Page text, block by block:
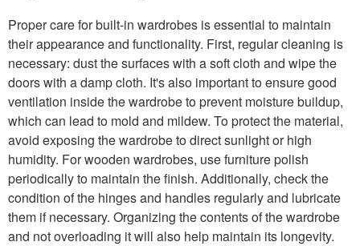
Proper care for built-in wardrobes is essential to maintain
their appearance and functionality. First, regular cleaning is
necessary: dust the surfaces with a soft cloth and wipe the
doors with a damp cloth. It's also important to ensure good
ventilation inside the wardrobe to prevent moisture buildup,
which can lead to mold and mildew. To protect the material,
avoid exposing the wardrobe to direct sunlight or high
humidity. For wooden wardrobes, use furniture polish
periodically to maintain the finish. Additionally, check the
condition of the hinges and handles regularly and lubricate
them if necessary. Organizing the contents of the wardrobe
and not overloading it will also help maintain its longevity.